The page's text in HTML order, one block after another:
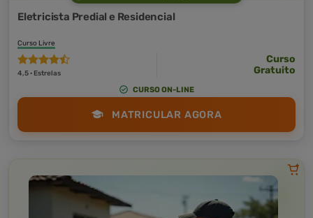
Eletricista Predial e Residencial
Curso Livre
4,5 · Estrelas
Curso
Gratuito
CURSO ON-LINE
MATRICULAR AGORA